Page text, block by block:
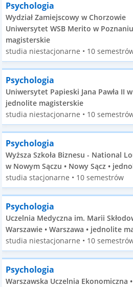
Psychologia
Wydział Zamiejscowy w Chorzowie
Uniwersytet WSB Merito w
magisterskie
studia niestacjonarne • 10
Psychologia
Uniwersytet Papieski Jana Pawła II
jednolite magisterskie
studia niestacjonarne • 10
Psychologia
Wyższa Szkoła Biznesu - National
w Nowym Sączu • Nowy Sącz •
studia stacjonarne • 10 semestrów
Psychologia
Uczelnia Medyczna im. Marii
Warszawie • Warszawa • jednolite
studia niestacjonarne • 10
Psychologia
Warszawska Uczelnia Ekonomiczna